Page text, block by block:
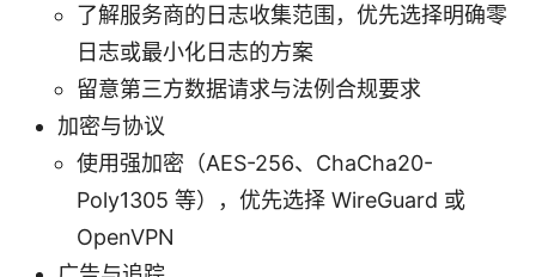
了解服务商的日志收集范围，优先选择明确零
日志或最小化日志的方案
留意第三方数据请求与法例合规要求
加密与协议
使用强加密（AES-256、ChaCha20-
Poly1305 等），优先选择 WireGuard 或
OpenVPN